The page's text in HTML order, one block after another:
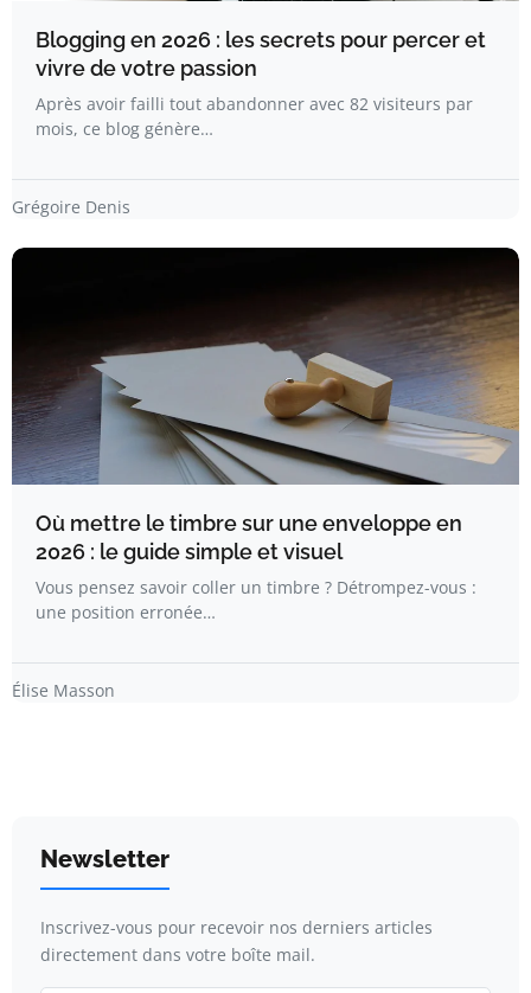
Blogging en 2026 : les secrets pour percer et
vivre de votre passion
Après avoir failli tout abandonner avec 82 visiteurs par
mois, ce blog génère…
Grégoire Denis
Où mettre le timbre sur une enveloppe en
2026 : le guide simple et visuel
Vous pensez savoir coller un timbre ? Détrompez-vous :
une position erronée…
Élise Masson
Newsletter
Inscrivez-vous pour recevoir nos derniers articles
directement dans votre boîte mail.